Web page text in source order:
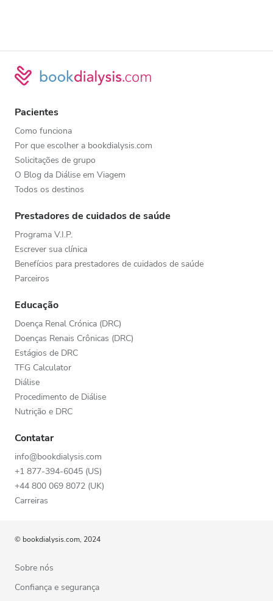
Pacientes
Como funciona
Por que escolher a bookdialysis.com
Solicitações de grupo
O Blog da Diálise em Viagem
Todos os destinos
Prestadores de cuidados de saúde
Programa V.I.P.
Escrever sua clínica
Benefícios para prestadores de cuidados de saúde
Parceiros
Educação
Doença Renal Crónica (DRC)
Doenças Renais Crônicas (DRC)
Estágios de DRC
TFG Calculator
Diálise
Procedimento de Diálise
Nutrição e DRC
Contatar
info@bookdialysis.com
+1 877-394-6045 (US)
+44 800 069 8072 (UK)
Carreiras
© bookdialysis.com, 2024
Sobre nós
Confiança e segurança